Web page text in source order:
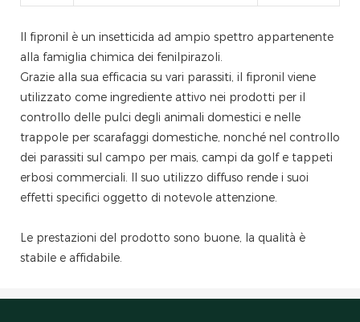
Il fipronil è un insetticida ad ampio spettro appartenente
alla famiglia chimica dei fenilpirazoli.
Grazie alla sua efficacia su vari parassiti, il fipronil viene
utilizzato come ingrediente attivo nei prodotti per il
controllo delle pulci degli animali domestici e nelle
trappole per scarafaggi domestiche, nonché nel controllo
dei parassiti sul campo per mais, campi da golf e tappeti
erbosi commerciali. Il suo utilizzo diffuso rende i suoi
effetti specifici oggetto di notevole attenzione.
Le prestazioni del prodotto sono buone, la qualità è
stabile e affidabile.